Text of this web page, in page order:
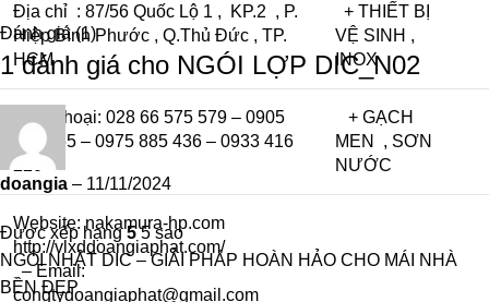
Địa chỉ : 87/56 Quốc Lộ 1 , KP.2 , P.
Hiệp Bình Phước , Q.Thủ Đức , TP.
HCM
+ THIẾT BỊ
VỆ SINH ,
INOX
Điện thoại: 028 66 575 579 – 0905
773 255 – 0975 885 436 – 0933 416
220
+ GẠCH
MEN , SƠN
NƯỚC
Website:nakamura-hp.com
http://vlxddoangiaphat.com/
– Email:
congtydoangiaphat@gmail.com
Đánh giá (1)
1 đánh giá cho NGÓI LỢP DIC_N02
doangia – 11/11/2024
Được xếp hạng55 sao
NGÓI NHẬT DIC – GIẢI PHÁP HOÀN HẢO CHO MÁI NHÀ
BỀN ĐẸP